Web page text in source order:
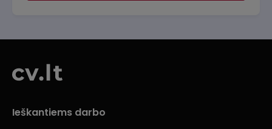
Ieškantiems darbo